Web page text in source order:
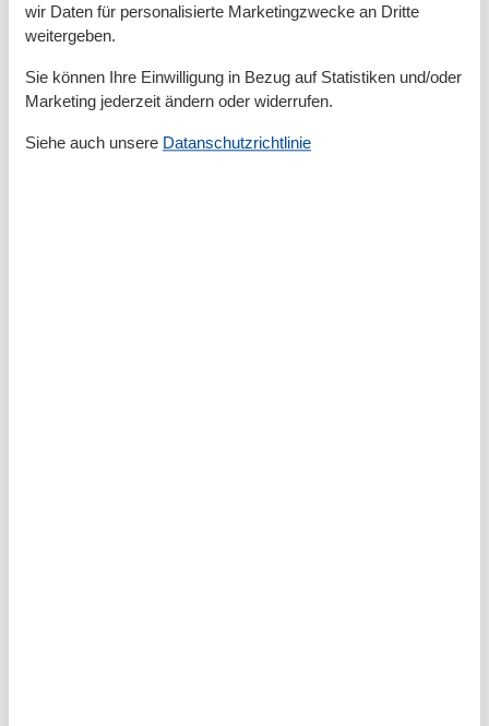
Balkon
Bettwäsche
Dusche
Dusche/WC
Gefriermöglichkeit
wir Daten für personalisierte Marketingzwecke an Dritte
weitergeben.
Sie können Ihre Einwilligung in Bezug auf Statistiken und/oder
Marketing jederzeit ändern oder widerrufen.
Siehe auch unsere Datanschutzrichtlinie